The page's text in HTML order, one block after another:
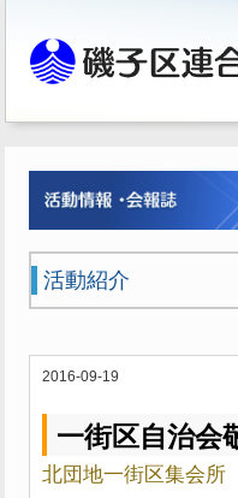
活動紹介
2016-09-19
一街区自治会
北団地一街区集会所